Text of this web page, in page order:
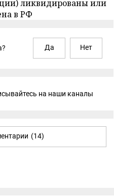
ликвидированы или
в РФ
Да Нет
на наши каналы
(14)